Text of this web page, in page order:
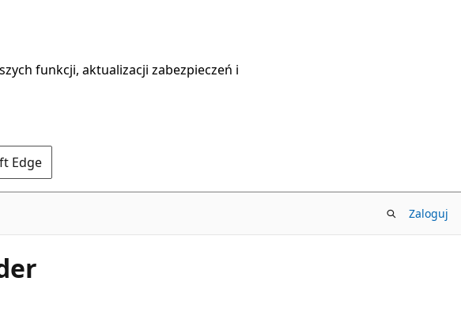
funkcji, aktualizacji zabezpieczeń i
Edge
Zaloguj